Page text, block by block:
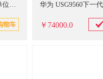
华为 USG2160BSR-W防火墙 (计价单位：台)
￥74000.0